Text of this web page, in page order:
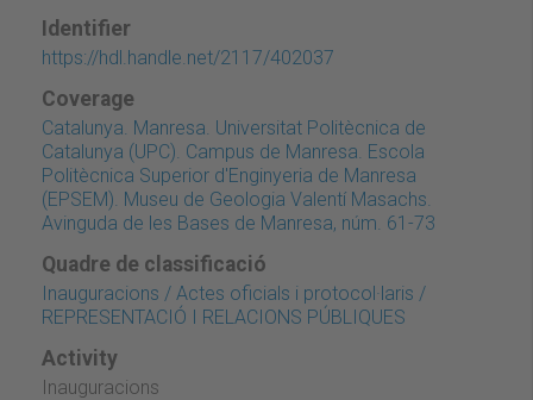
Identifier
https://hdl.handle.net/2117/402037
Coverage
Catalunya. Manresa. Universitat Politècnica de
Catalunya (UPC). Campus de Manresa. Escola
Politècnica Superior d'Enginyeria de Manresa
(EPSEM). Museu de Geologia Valentí Masachs.
Avinguda de les Bases de Manresa, núm. 61-73
Quadre de classificació
Inauguracions / Actes oficials i protocol·laris /
REPRESENTACIÓ I RELACIONS PÚBLIQUES
Activity
Inauguracions